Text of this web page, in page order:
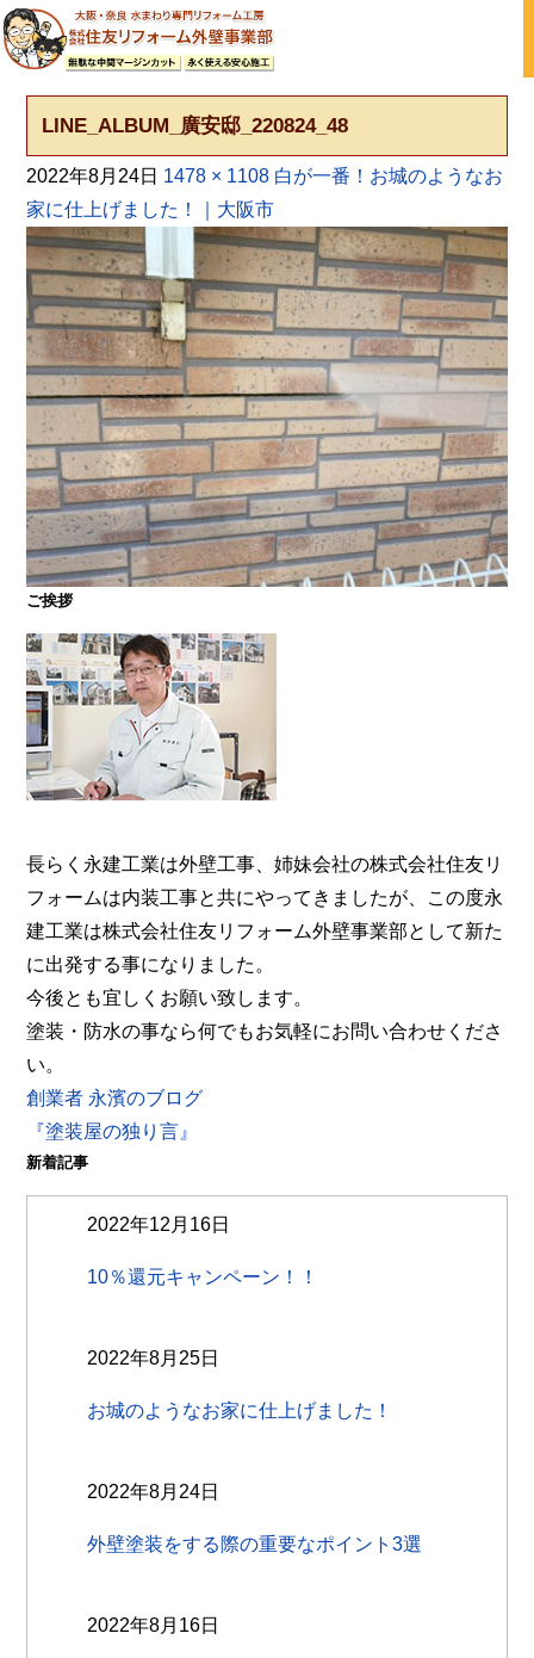
LINE_ALBUM_廣安邸_220824_48
2022年8月24日 1478 × 1108 白が一番！お城のようなお
家に仕上げました！｜大阪市
えの方は塗装専門店の株式会社住友リフォーム外壁
事業部へ。【電話：0800-200-5246/受付：8時～20
時土日対応】メール相談・御見積り依頼は24時間受
付。『後悔しない塗り替えガイドブック』無料進呈
ご挨拶
長らく永建工業は外壁工事、姉妹会社の株式会社住友リ
フォームは内装工事と共にやってきましたが、この度永
建工業は株式会社住友リフォーム外壁事業部として新た
に出発する事になりました。
今後とも宜しくお願い致します。
塗装・防水の事なら何でもお気軽にお問い合わせくださ
い。
創業者 永濱のブログ
『塗装屋の独り言』
新着記事
2022年12月16日
10％還元キャンペーン！！
2022年8月25日
お城のようなお家に仕上げました！
2022年8月24日
外壁塗装をする際の重要なポイント3選
2022年8月16日